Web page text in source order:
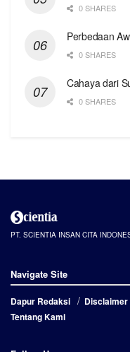
0 SHARES
Perbedaan
0 SHARES
Cahaya dari
0 SHARES
PT. SCIENTIA INSAN CITA
Navigate Site
Dapur Redaksi Disclaimer
Tentang Kami